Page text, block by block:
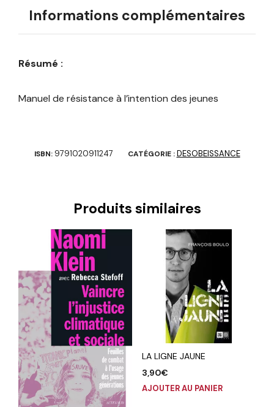
Informations complémentaires
Résumé :
Manuel de résistance à l’intention des jeunes
ISBN: 9791020911247 CATÉGORIE :DESOBEISSANCE
Produits similaires
LA LIGNE JAUNE
3,90€
AJOUTER AU PANIER